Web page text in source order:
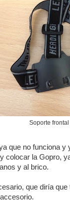
Soporte
que no funciona
colocar la Gopro,
y al brico.
que diría